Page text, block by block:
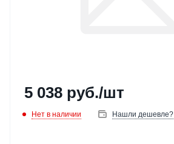
5 038 руб./шт
Нет в наличии Нашли дешевле?